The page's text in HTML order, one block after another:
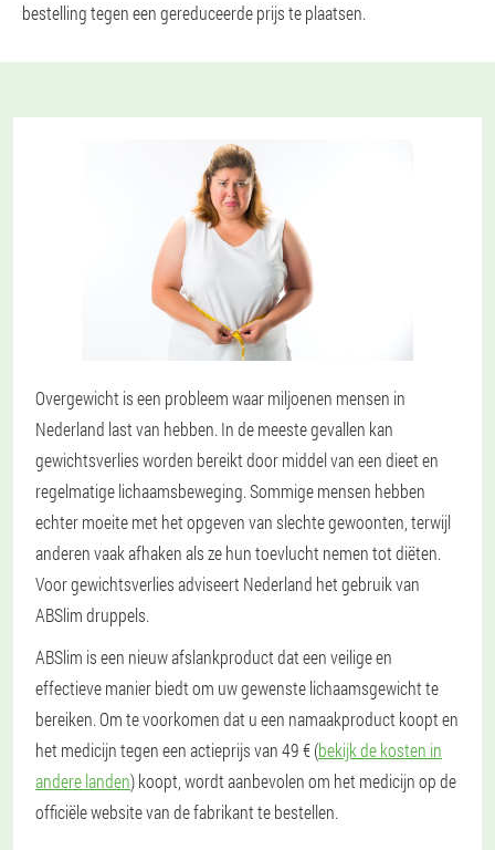
bestelling tegen een gereduceerde prijs te plaatsen.
Overgewicht is een probleem waar miljoenen mensen in
Nederland last van hebben. In de meeste gevallen kan
gewichtsverlies worden bereikt door middel van een dieet en
regelmatige lichaamsbeweging. Sommige mensen hebben
echter moeite met het opgeven van slechte gewoonten, terwijl
anderen vaak afhaken als ze hun toevlucht nemen tot diëten.
Voor gewichtsverlies adviseert Nederland het gebruik van
ABSlim druppels.
ABSlim is een nieuw afslankproduct dat een veilige en
effectieve manier biedt om uw gewenste lichaamsgewicht te
bereiken. Om te voorkomen dat u een namaakproduct koopt en
het medicijn tegen een actieprijs van 49 € (bekijk de kosten in
andere landen) koopt, wordt aanbevolen om het medicijn op de
officiële website van de fabrikant te bestellen.